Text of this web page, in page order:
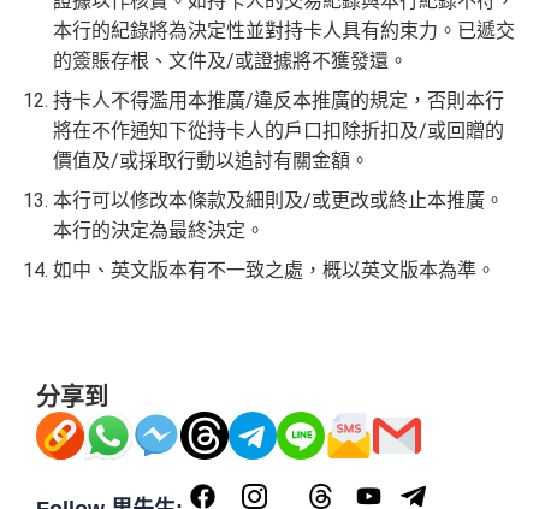
本行的紀錄將為決定性並對持卡人具有約束力。已遞交
的簽賬存根、文件及/或證據將不獲發還。
持卡人不得濫用本推廣/違反本推廣的規定，否則本行
將在不作通知下從持卡人的戶口扣除折扣及/或回贈的
價值及/或採取行動以追討有關金額。
本行可以修改本條款及細則及/或更改或終止本推廣。
本行的決定為最終決定。
如中、英文版本有不一致之處，概以英文版本為準。
分享到